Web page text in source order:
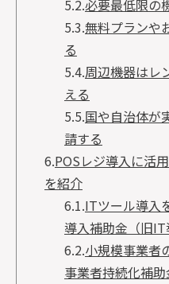
5.2.必要最低限の
5.3.無料プランや
る
5.4.周辺機器はレ
える
5.5.国や自治体が
請する
6.POSレジ導入に活
を紹介
6.1.ITツール導入
導入補助金（旧IT
6.2.小規模事業者
事業者持続化補助